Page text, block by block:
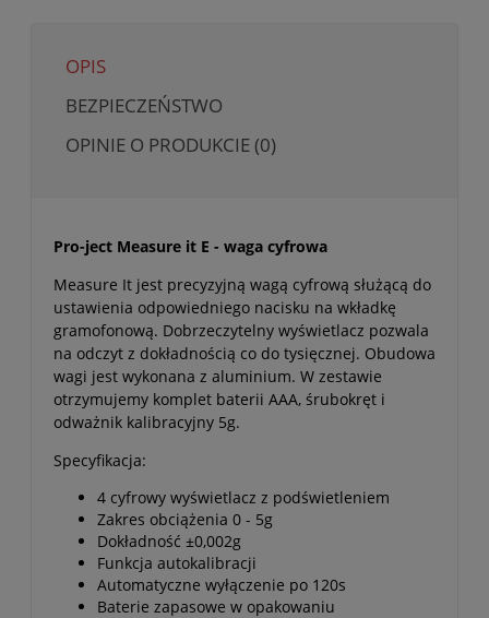
OPIS
BEZPIECZEŃSTWO
OPINIE O PRODUKCIE (0)
Pro-ject Measure it E - waga cyfrowa
Measure It jest precyzyjną wagą cyfrową służącą do
ustawienia odpowiedniego nacisku na wkładkę
gramofonową. Dobrzeczytelny wyświetlacz pozwala
na odczyt z dokładnością co do tysięcznej. Obudowa
wagi jest wykonana z aluminium. W zestawie
otrzymujemy komplet baterii AAA, śrubokręt i
odważnik kalibracyjny 5g.
Specyfikacja:
4 cyfrowy wyświetlacz z podświetleniem
Zakres obciążenia 0 - 5g
Dokładność ±0,002g
Funkcja autokalibracji
Automatyczne wyłączenie po 120s
Baterie zapasowe w opakowaniu